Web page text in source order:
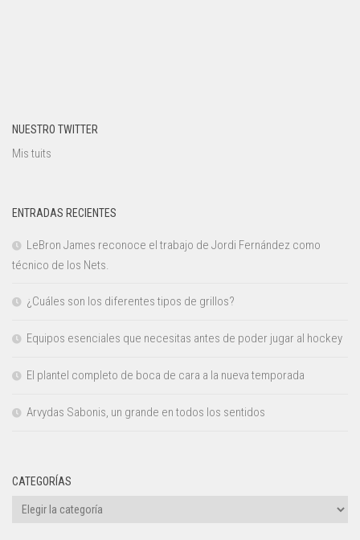
NUESTRO TWITTER
Mis tuits
ENTRADAS RECIENTES
LeBron James reconoce el trabajo de Jordi Fernández como
técnico de los Nets.
¿Cuáles son los diferentes tipos de grillos?
Equipos esenciales que necesitas antes de poder jugar al hockey
El plantel completo de boca de cara a la nueva temporada
Arvydas Sabonis, un grande en todos los sentidos
CATEGORÍAS
Categorías